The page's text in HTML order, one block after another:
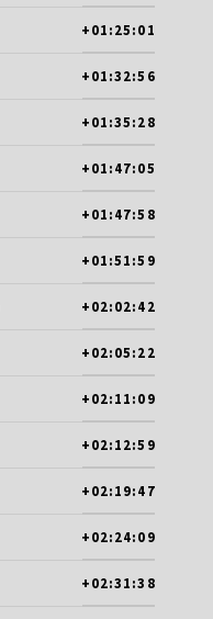
+01:25:01
+01:32:56
+01:35:28
+01:47:05
+01:47:58
+01:51:59
+02:02:42
+02:05:22
+02:11:09
+02:12:59
+02:19:47
+02:24:09
+02:31:38